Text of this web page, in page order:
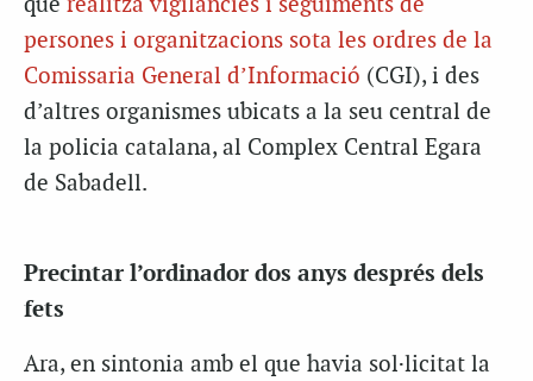
que realitza vigilàncies i seguiments de
persones i organitzacions sota les ordres de la
Comissaria General d’Informació (CGI), i des
d’altres organismes ubicats a la seu central de
la policia catalana, al Complex Central Egara
de Sabadell.
Precintar l’ordinador dos anys després dels
fets
Ara, en sintonia amb el que havia sol·licitat la